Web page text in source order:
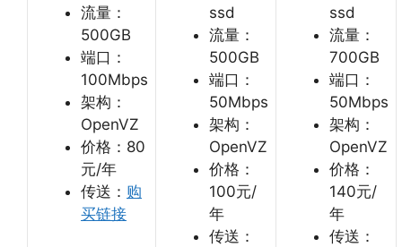
流量：
500GB
端口：
100Mbps
架构：
OpenVZ
价格：80
元/年
传送： 购
买链接
ssd
流量：
500GB
端口：
50Mbps
架构：
OpenVZ
价格：
100元/
年
传送：
ssd
流量：
700GB
端口：
50Mbps
架构：
OpenVZ
价格：
140元/
年
传送：